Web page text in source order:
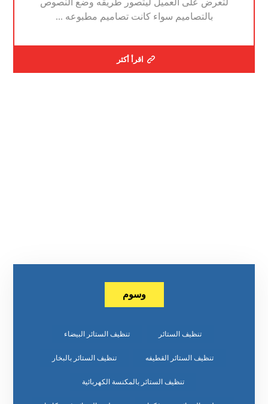
لتعرض على العميل ليتصور طريقه وضع النصوص
بالتصاميم سواء كانت تصاميم مطبوعه ...
اقرأ أكثر
وسوم
تنظيف الستائر تنظيف الستائر البيضاء
تنظيف الستائر القطيفه تنظيف الستائر بالبخار
تنظيف الستائر بالمكنسة الكهربائية